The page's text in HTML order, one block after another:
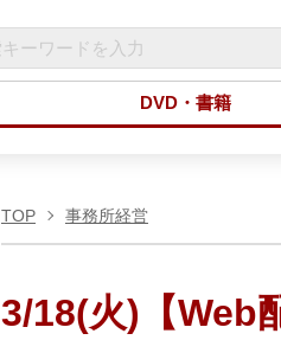
DVD・書籍
TOP 事務所経営
3/18(火)【Web